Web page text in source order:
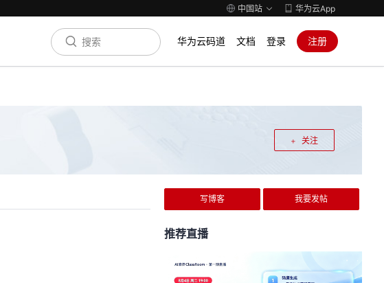
中国站 华为云App
华为云码道 文档 登录 注册
关注
写博客 我要发帖
推荐直播